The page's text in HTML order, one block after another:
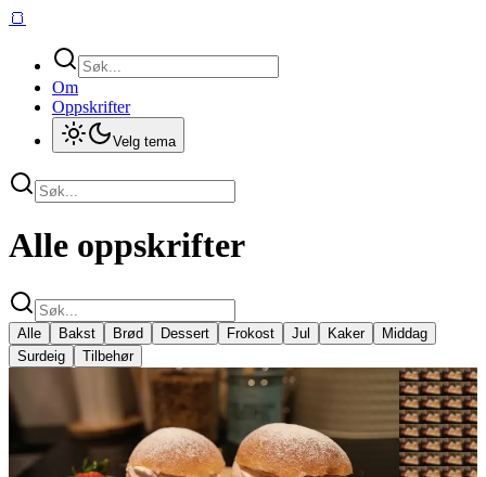
🍞
Om
Oppskrifter
Velg tema
Alle oppskrifter
Alle Bakst Brød Dessert Frokost Jul Kaker
Middag
Surdeig
Tilbehør